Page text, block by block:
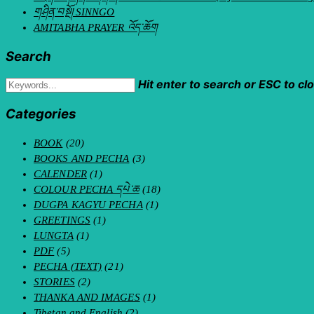
གཤིན་བསྔོ། SINNGO
AMITABHA PRAYER འོད་ཆོག
Search
Hit enter to search or ESC to
Categories
BOOK(20)
BOOKS AND PECHA (3)
CALENDER(1)
COLOUR PECHA དཔེ་ཆ(18)
DUGPA KAGYU PECHA (1)
GREETINGS(1)
LUNGTA (1)
PDF(5)
PECHA (TEXT) (21)
STORIES(2)
THANKA AND IMAGES(1)